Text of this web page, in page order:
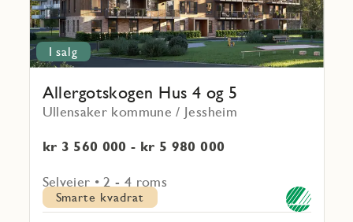
I salg
Allergotskogen Hus 4 og 5
Ullensaker kommune / Jessheim
kr 3 560 000 - kr 5 980 000
Selveier • 2 - 4 roms
Smarte kvadrat